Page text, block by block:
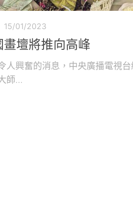
15/01/2023
壇將推向高峰
人興奮的消息，中央廣播電視台
師...